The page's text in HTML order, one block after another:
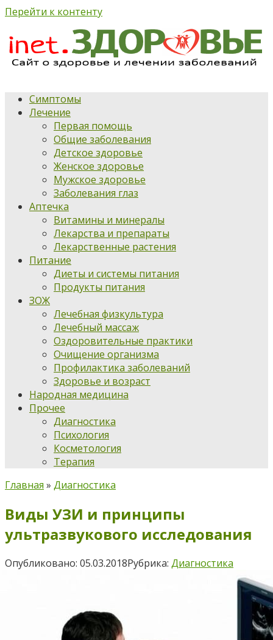
Перейти к контенту
Симптомы
Лечение
Первая помощь
Общие заболевания
Детское здоровье
Женское здоровье
Мужское здоровье
Заболевания глаз
Аптечка
Витамины и минералы
Лекарства и препараты
Лекарственные растения
Питание
Диеты и системы питания
Продукты питания
ЗОЖ
Лечебная физкультура
Лечебный массаж
Оздоровительные практики
Очищение организма
Профилактика заболеваний
Здоровье и возраст
Народная медицина
Прочее
Диагностика
Психология
Косметология
Терапия
Главная » Диагностика
Виды УЗИ и принципы
ультразвукового исследования
Опубликовано: 05.03.2018Рубрика: Диагностика